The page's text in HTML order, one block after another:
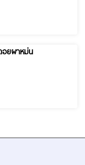
ยผาหม่น